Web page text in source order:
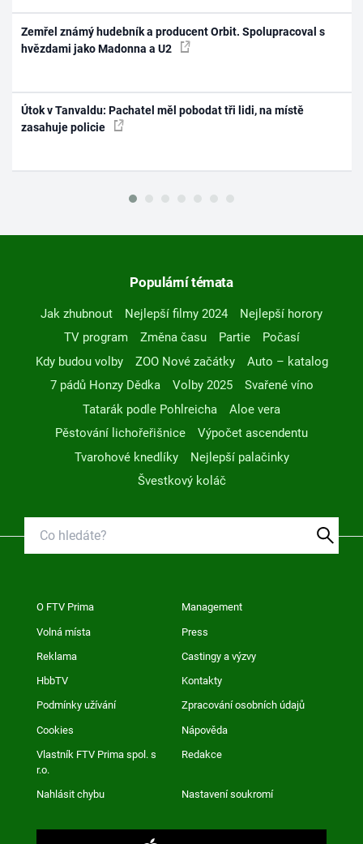
Zemřel známý hudebník a producent Orbit. Spolupracoval s
hvězdami jako Madonna a U2
Útok v Tanvaldu: Pachatel měl pobodat tři lidi, na místě
zasahuje policie
Populární témata
Jak zhubnout Nejlepší filmy 2024
Nejlepší horory
TV program
Změna času Partie
Počasí
Kdy budou volby
ZOO Nové začátky
Auto – katalog
7 pádů Honzy Dědka
Volby 2025
Svařené víno
Tatarák podle Pohlreicha
Aloe vera
Pěstování lichořeřišnice
Výpočet ascendentu
Tvarohové knedlíky
Nejlepší palačinky
Švestkový koláč
O FTV Prima Management
Volná místa Press
Reklama Castingy a výzvy
HbbTV Kontakty
Podmínky užívání Zpracování osobních údajů
Cookies Nápověda
Vlastník FTV Prima spol. s
r.o.
Redakce
Nahlásit chybu Nastavení soukromí